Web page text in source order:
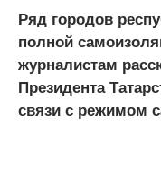
Ряд городов
полной
журналистам
Президента
связи с режимом